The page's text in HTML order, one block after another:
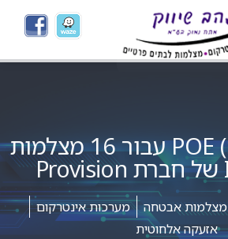
מתג POE (Switch) עבור 16 מצלמות
מצלמות אבטחה
מערכות אינטרקום
אזעקה אלחוטית